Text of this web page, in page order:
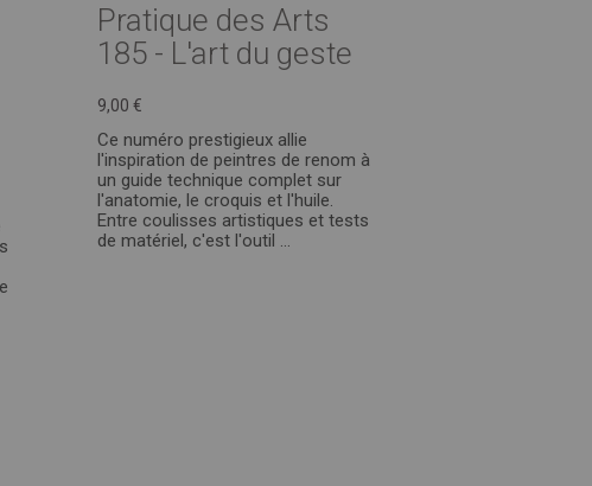
Pratique des Arts
185 - L'art du geste
9,00 €
Ce numéro prestigieux allie
l'inspiration de peintres de renom à
un guide technique complet sur
l'anatomie, le croquis et l'huile.
Entre coulisses artistiques et tests
de matériel, c'est l'outil ...